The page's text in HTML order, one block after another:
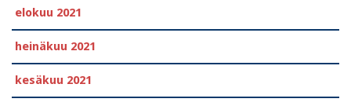
elokuu 2021
heinäkuu 2021
kesäkuu 2021